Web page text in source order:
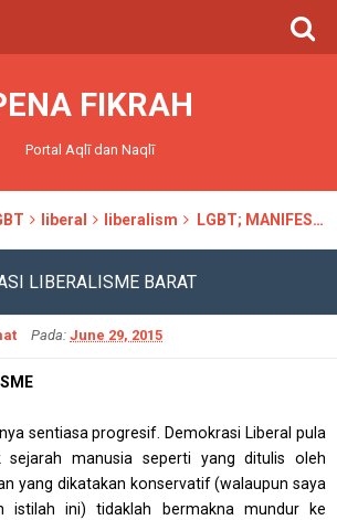
FIKRAH
Portal Aqlī dan Naqlī
liberal liberalism LGBT; MANIFESTASI LIBERALISME BARAT
LIBERALISME BARAT
Pada: June 29, 2015
sentiasa progresif. Demokrasi Liberal pula
sejarah manusia seperti yang ditulis oleh
yang dikatakan konservatif (walaupun saya
istilah ini) tidaklah bermakna mundur ke